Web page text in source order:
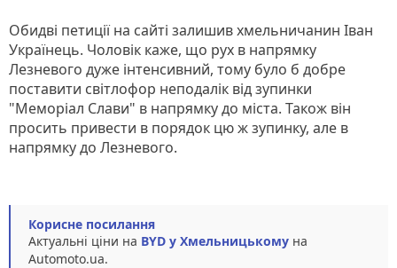
Обидві петиції на сайті залишив хмельничанин Іван
Українець. Чоловік каже, що рух в напрямку
Лезневого дуже інтенсивний, тому було б добре
поставити світлофор неподалік від зупинки
"Меморіал Слави" в напрямку до міста. Також він
просить привести в порядок цю ж зупинку, але в
напрямку до Лезневого.
Корисне посилання
Актуальні ціни на BYD у Хмельницькому на
Automoto.ua.